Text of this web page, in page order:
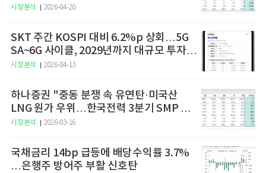
시장분석 2026-04-20
SKT 주간 KOSPI 대비 6.2%p 상회…5G
SA~6G 사이클, 2029년까지 대규모 투자
예고
시장분석 2026-04-13
하나증권 "중동 분쟁 속 유연탄·미국산
LNG 원가 우위…한국전력 3분기 SMP 상
승 전망"
시장분석 2026-03-16
국채금리 14bp 급등에 배당수익률 3.7%
…은행주 방어주 부활 신호탄